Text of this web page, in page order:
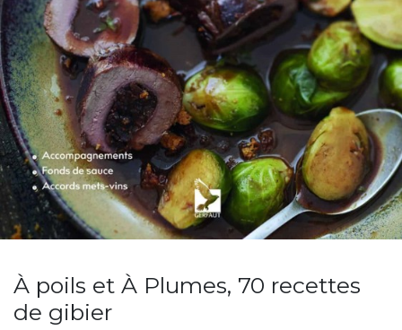
À poils et À Plumes, 70 recettes
de gibier